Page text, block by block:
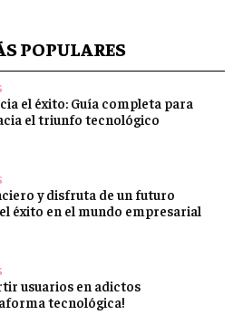
POPULARES
el éxito: Guía completa para
el triunfo tecnológico
y disfruta de un futuro
éxito en el mundo empresarial
usuarios en adictos
tecnológica!